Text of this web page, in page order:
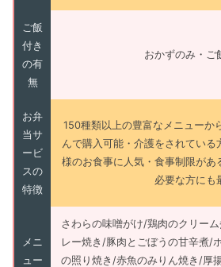
ご飯
付き
の有
無
おかずのみ・ご
お弁
当サ
ービ
スの
特徴
150種類以上の豊富なメニューか
んで購入可能・介護をされている
様のお食事に人気・食事制限があ
必要な方にも
メニ
ュー
さわらの味噌がけ/鶏肉のクリー
レー焼き/豚肉とごぼうの甘辛煮/
の照り焼き/赤魚のみりん焼き/厚